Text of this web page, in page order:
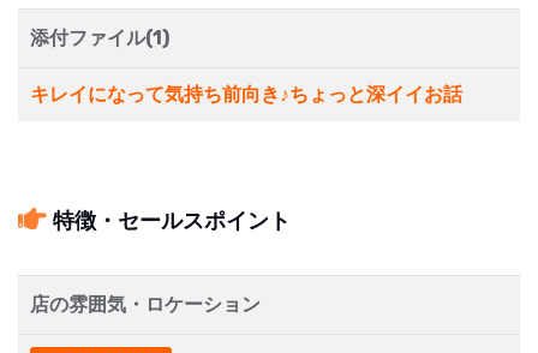
添付ファイル(1)
キレイになって気持ち前向き♪ちょっと深イイお話
特徴・セールスポイント
店の雰囲気・ロケーション